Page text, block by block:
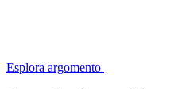
Esplora argomento